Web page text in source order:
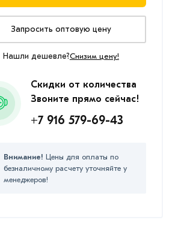
Запросить оптовую цену
Нашли дешевле?Снизим цену!
Скидки от количества
Звоните прямо сейчас!
+7 916 579-69-43
Внимание! Цены для оплаты по
безналичному расчету уточняйте у
менеджеров!